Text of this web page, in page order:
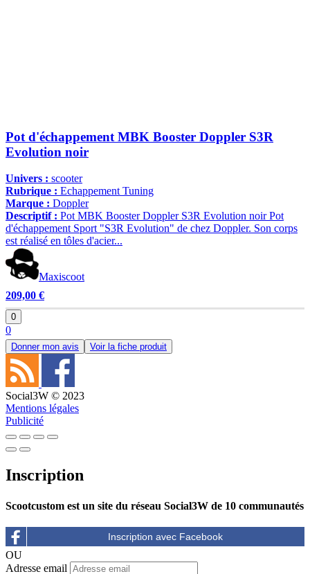
Pot d'échappement MBK Booster Doppler S3R
Evolution noir
Univers : scooter
Rubrique : Echappement Tuning
Marque : Doppler
Descriptif : Pot MBK Booster Doppler S3R Evolution noir Pot
d'échappement Sport "S3R Evolution" de chez Doppler. Son corps
est réalisé en tôles d'acier...
Maxiscoot
209,00 €
0
0
Donner mon avis Voir la fiche produit
Social3W © 2023
Mentions légales
Publicité
Inscription
Scootcustom est un site du réseau Social3W de 10 communautés
OU
Adresse email